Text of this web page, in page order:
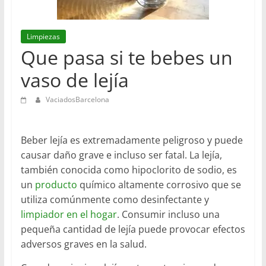
Limpiezas
Que pasa si te bebes un
vaso de lejía
VaciadosBarcelona
Beber lejía es extremadamente peligroso y puede
causar daño grave e incluso ser fatal. La lejía,
también conocida como hipoclorito de sodio, es
un producto químico altamente corrosivo que se
utiliza comúnmente como desinfectante y
limpiador en el hogar. Consumir incluso una
pequeña cantidad de lejía puede provocar efectos
adversos graves en la salud.